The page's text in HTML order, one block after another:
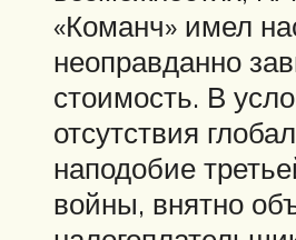
«Команч» имел
неоправданно
стоимость. В
отсутствия
наподобие
войны, внятно